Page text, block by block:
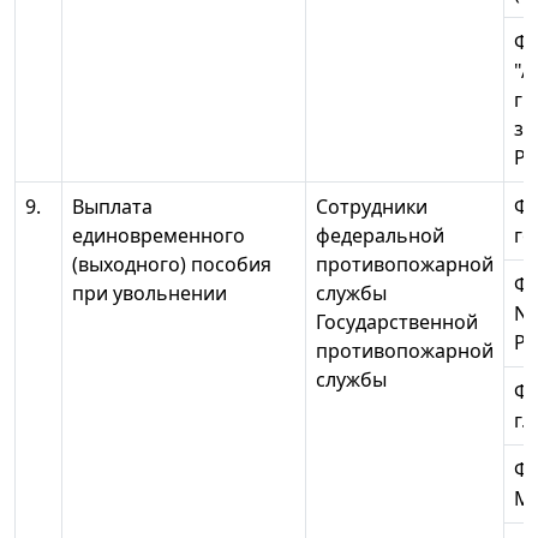
9.
Выплата
единовременного
(выходного) пособия
при увольнении
Сотрудники
федеральной
противопожарной
службы
Государственной
противопожарной
службы
N
г.